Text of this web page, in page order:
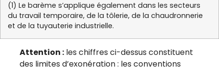
(1) Le barème s’applique également dans les secteurs
du travail temporaire, de la tôlerie, de la chaudronnerie
et de la tuyauterie industrielle.
Attention : les chiffres ci-dessus constituent
des limites d’exonération : les conventions